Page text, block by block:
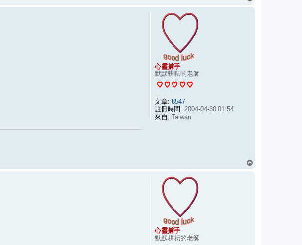
心靈捕手
默默耕耘的老師
文章: 8547
註冊時間: 2004-04-30 01:54
來自: Taiwan
心靈捕手
默默耕耘的老師